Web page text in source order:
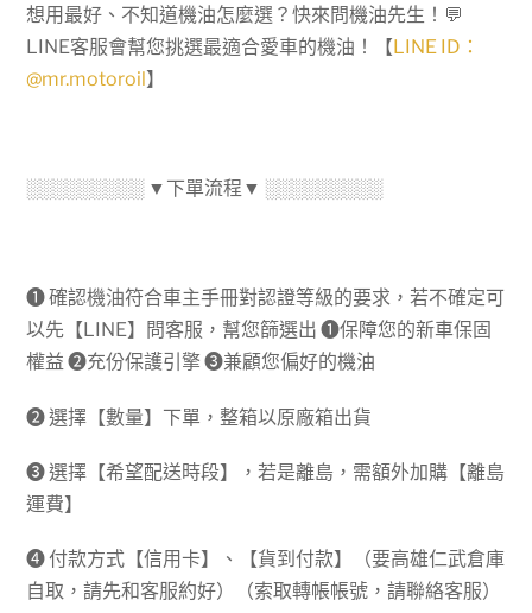
數
量
想用最好、不知道機油怎麼選？快來問機油先生！💬
LINE客服會幫您挑選最適合愛車的機油！【LINE ID：
@mr.motoroil】
░░░░░░░░░ ▼下單流程▼ ░░░░░░░░░
➊ 確認機油符合車主手冊對認證等級的要求，若不確定可
以先【LINE】問客服，幫您篩選出 ➊保障您的新車保固
權益 ➋充份保護引擎 ➌兼顧您偏好的機油
➋ 選擇【數量】下單，整箱以原廠箱出貨
➌ 選擇【希望配送時段】，若是離島，需額外加購【離島
運費】
➍ 付款方式【信用卡】、【貨到付款】（要高雄仁武倉庫
自取，請先和客服約好）（索取轉帳帳號，請聯絡客服）